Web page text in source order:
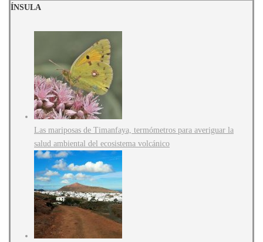
ÍNSULA
Las mariposas de Timanfaya, termómetros para averiguar la
salud ambiental del ecosistema volcánico